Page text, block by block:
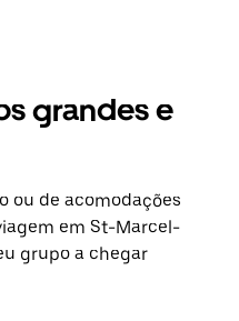
grandes e
ou de acomodações
em St-Marcel-
grupo a chegar